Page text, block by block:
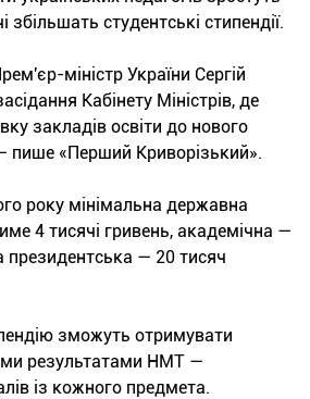
збільшать студентські стипендії.
міністр України Сергій
Кабінету Міністрів, де
закладів освіти до нового
пише «Перший Криворізький».
року мінімальна державна
4 тисячі гривень, академічна —
президентська — 20 тисяч
зможуть отримувати
результатами НМТ —
із кожного предмета.